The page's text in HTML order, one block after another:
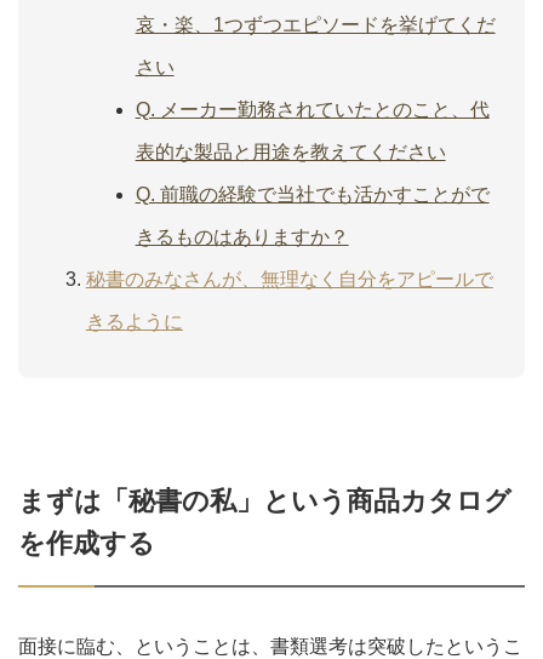
哀・楽、1つずつエピソードを挙げてくだ
さい
Q. メーカー勤務されていたとのこと、代
表的な製品と用途を教えてください
Q. 前職の経験で当社でも活かすことがで
きるものはありますか？
秘書のみなさんが、無理なく自分をアピールで
きるように
まずは「秘書の私」という商品カタログ
を作成する
面接に臨む、ということは、書類選考は突破したというこ